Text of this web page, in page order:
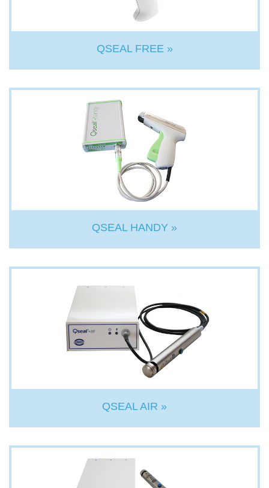
QSEAL FREE »
QSEAL HANDY »
QSEAL AIR »